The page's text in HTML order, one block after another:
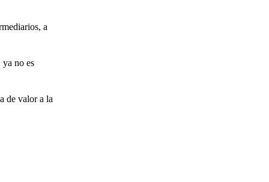
a
no es
de valor a la